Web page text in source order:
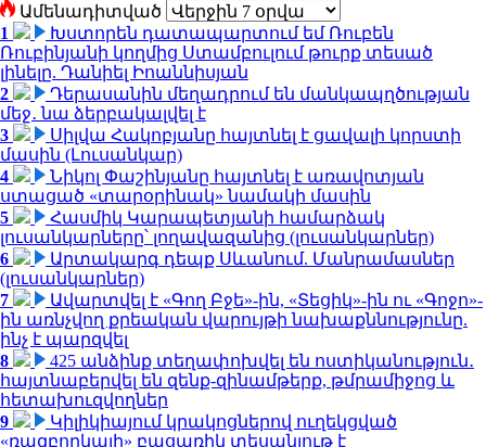
Ամենադիտված
1
Խստորեն դատապարտում եմ Ռուբեն
Ռուբինյանի կողմից Ստամբուլում թուրք տեսած
լինելը. Դանիել Իոաննիսյան
2
Դերասանին մեղադրում են մանկապղծության
մեջ․ նա ձերբակալվել է
3
Սիլվա Հակոբյանը հայտնել է ցավալի կորստի
մասին (Լուսանկար)
4
Նիկոլ Փաշինյանը հայտնել է առավոտյան
ստացած «տարօրինակ» նամակի մասին
5
Հասմիկ Կարապետյանի համարձակ
լուսանկարները՝ լողավազանից (լուսանկարներ)
6
Արտակարգ դեպք Սևանում. Մանրամասներ
(լուսանկարներ)
7
Ավարտվել է «Գող Բջե»-ին, «Տեցիկ»-ին ու «Գոջո»-
ին առնչվող քրեական վարույթի նախաքննությունը.
ինչ է պարզվել
8
425 անձինք տեղափոխվել են ոստիկանություն․
հայտնաբերվել են զենք-զինամթերք, թմրամիջոց և
հետախուզվողներ
9
Կիլիկիայում կրակոցներով ուղեկցված
«ռազբորկայի» բացառիկ տեսանյութ է